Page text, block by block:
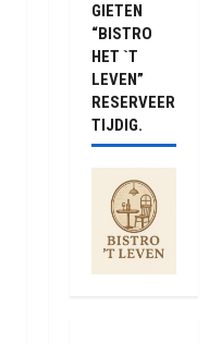
GIETEN
“BISTRO
HET `T
LEVEN”
RESERVEER
TIJDIG.